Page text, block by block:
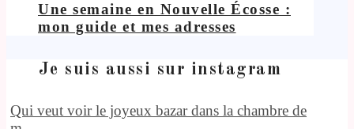
Une semaine en Nouvelle Écosse :
mon guide et mes adresses
Je suis aussi sur instagram
Qui veut voir le joyeux bazar dans la chambre de